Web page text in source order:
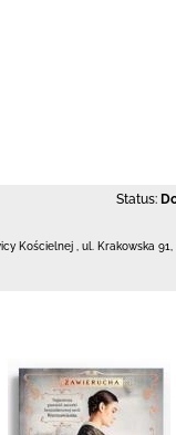
Status:
Kościelnej ul. Krakowska 91